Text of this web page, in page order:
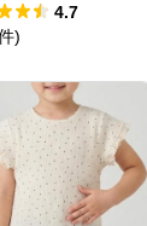
4.7
)